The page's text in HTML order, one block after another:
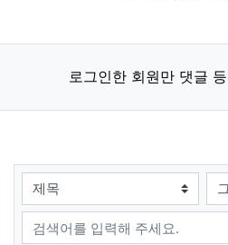
로그인한 회원만 댓글
검색대상
검색어